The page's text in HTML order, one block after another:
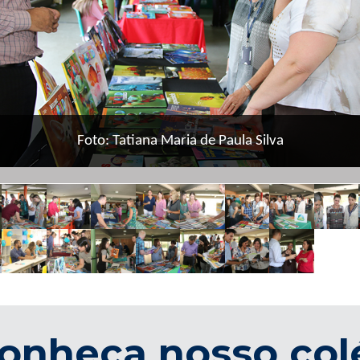
Foto: Tatiana Maria de Paula Silva